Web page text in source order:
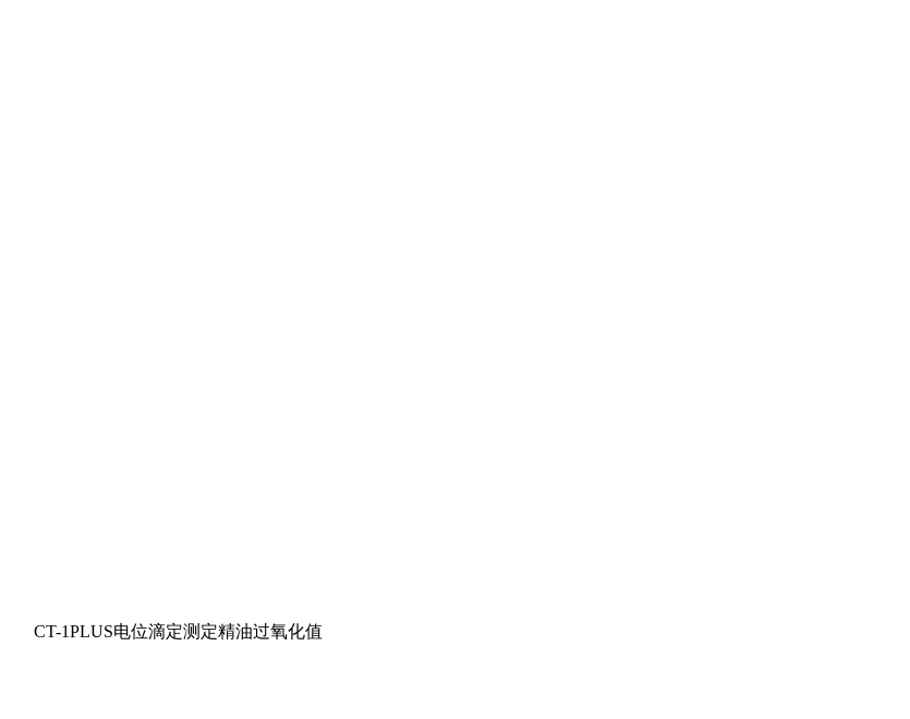
CT-1PLUS电位滴定测定精油过氧化值